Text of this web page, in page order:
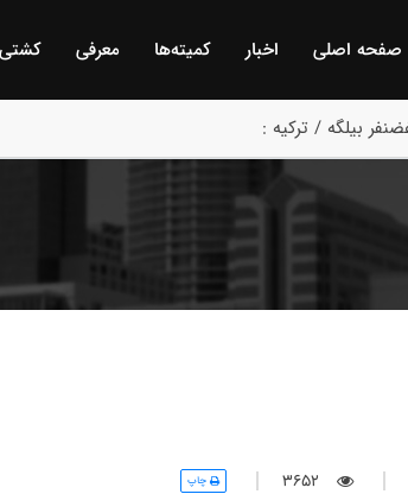
صفحه اصلی اخبار كمیته‌ها معرفی كشتی
بیلگه / ترکیه :
3652 چاپ